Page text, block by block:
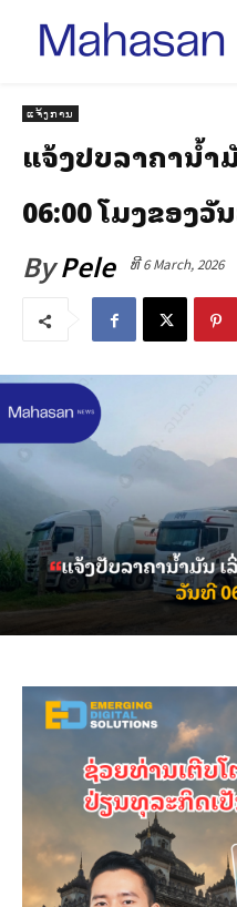
ແຈ້ງການ
ແຈ້ງປັບລາຄານ້ຳ
06:00 ໂມງຂອງວັ
ByPele ທີ 6 March, 2026